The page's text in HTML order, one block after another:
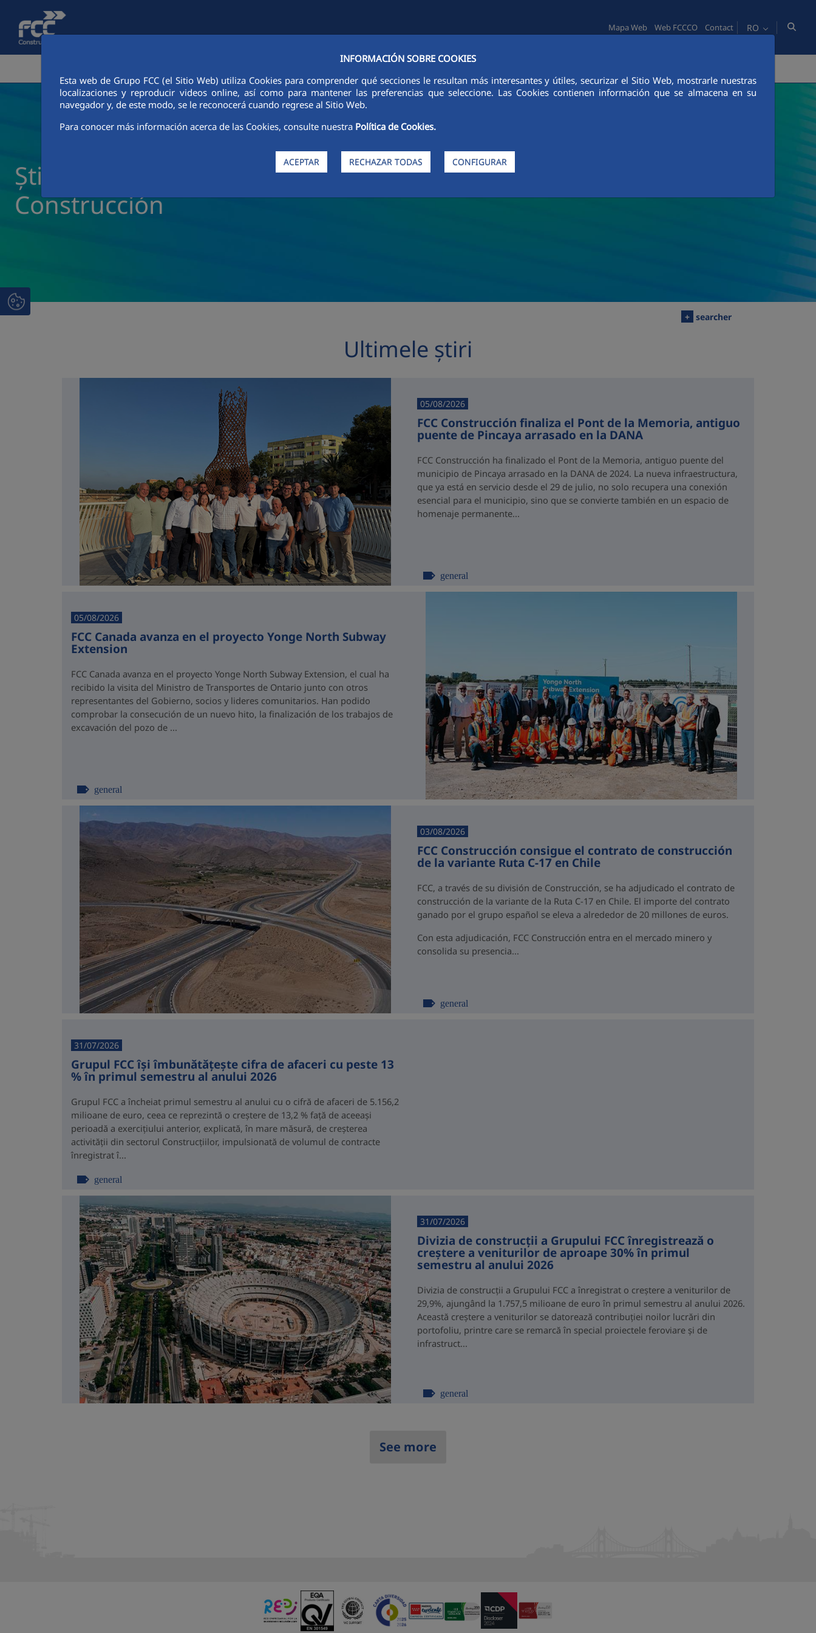
Skip to Main Content
INFORMACIÓN SOBRE COOKIES
Esta web de Grupo FCC (el Sitio Web) utiliza Cookies para comprender qué secciones le resultan más interesantes y útiles, securizar el Sitio Web, mostrarle nuestras
localizaciones y reproducir videos online, así como para mantener las preferencias que seleccione. Las Cookies contienen información que se almacena en su
navegador y, de este modo, se le reconocerá cuando regrese al Sitio Web.
Para conocer más información acerca de las Cookies, consulte nuestra Política de Cookies.
ACEPTAR RECHAZAR TODAS CONFIGURAR
Mapa Web Web FCCCO Contact RO
Știri și actualități FCC
Construcción
+ searcher
Ultimele știri
05/08/2026
FCC Construcción finaliza el Pont de la Memoria, antiguo
puente de Pincaya arrasado en la DANA
FCC Construcción ha finalizado el Pont de la Memoria, antiguo puente del
municipio de Pincaya arrasado en la DANA de 2024. La nueva infraestructura,
que ya está en servicio desde el 29 de julio, no solo recupera una conexión
esencial para el municipio, sino que se convierte también en un espacio de
homenaje permanente...
general
05/08/2026
FCC Canada avanza en el proyecto Yonge North Subway
Extension
FCC Canada avanza en el proyecto Yonge North Subway Extension, el cual ha
recibido la visita del Ministro de Transportes de Ontario junto con otros
representantes del Gobierno, socios y lideres comunitarios. Han podido
comprobar la consecución de un nuevo hito, la finalización de los trabajos de
excavación del pozo de ...
general
03/08/2026
FCC Construcción consigue el contrato de construcción
de la variante Ruta C-17 en Chile
FCC, a través de su división de Construcción, se ha adjudicado el contrato de
construcción de la variante de la Ruta C-17 en Chile. El importe del contrato
ganado por el grupo español se eleva a alrededor de 20 millones de euros.
Con esta adjudicación, FCC Construcción entra en el mercado minero y
consolida su presencia...
general
31/07/2026
Grupul FCC își îmbunătățește cifra de afaceri cu peste 13
% în primul semestru al anului 2026
Grupul FCC a încheiat primul semestru al anului cu o cifră de afaceri de 5.156,2
milioane de euro, ceea ce reprezintă o creștere de 13,2 % față de aceeași
perioadă a exercițiului anterior, explicată, în mare măsură, de creșterea
activității din sectorul Construcțiilor, impulsionată de volumul de contracte
înregistrat î...
general
31/07/2026
Divizia de construcții a Grupului FCC înregistrează o
creștere a veniturilor de aproape 30% în primul
semestru al anului 2026
Divizia de construcții a Grupului FCC a înregistrat o creștere a veniturilor de
29,9%, ajungând la 1.757,5 milioane de euro în primul semestru al anului 2026.
Această creștere a veniturilor se datorează contribuției noilor lucrări din
portofoliu, printre care se remarcă în special proiectele feroviare și de
infrastruct...
general
See more